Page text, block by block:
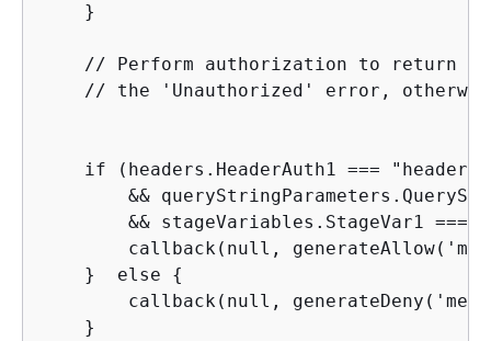
    }
// Perform authorization to return
// the 'Unauthorized' error,
if (headers.HeaderAuth1 ===
&&
&& stageVariables.StageVar1 ===
callback(null,
    }  else
{
callback(null,
    }